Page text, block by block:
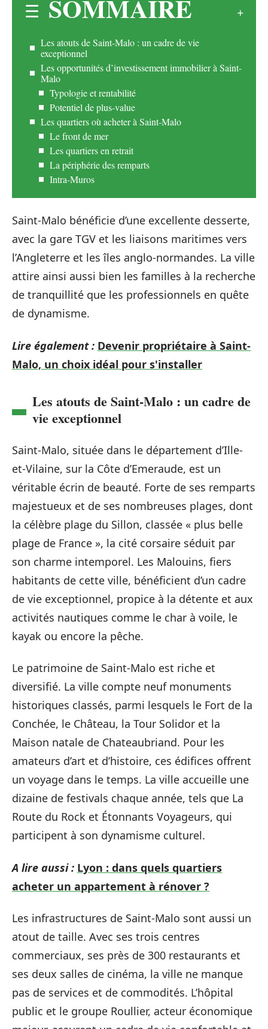
SOMMAIRE
Les atouts de Saint-Malo : un cadre de vie
exceptionnel
Les opportunités d’investissement immobilier à Saint-
Malo
Typologie et rentabilité
Potentiel de plus-value
Les quartiers où acheter à Saint-Malo
Le front de mer
Les quartiers en retrait
La périphérie des remparts
Intra-Muros
Saint-Malo bénéficie d’une excellente desserte,
avec la gare TGV et les liaisons maritimes vers
l’Angleterre et les îles anglo-normandes. La ville
attire ainsi aussi bien les familles à la recherche
de tranquillité que les professionnels en quête
de dynamisme.
Lire également : Devenir propriétaire à Saint-
Malo, un choix idéal pour s'installer
Les atouts de Saint-Malo : un cadre de
vie exceptionnel
Saint-Malo, située dans le département d’Ille-
et-Vilaine, sur la Côte d’Emeraude, est un
véritable écrin de beauté. Forte de ses remparts
majestueux et de ses nombreuses plages, dont
la célèbre plage du Sillon, classée « plus belle
plage de France », la cité corsaire séduit par
son charme intemporel. Les Malouins, fiers
habitants de cette ville, bénéficient d’un cadre
de vie exceptionnel, propice à la détente et aux
activités nautiques comme le char à voile, le
kayak ou encore la pêche.
Le patrimoine de Saint-Malo est riche et
diversifié. La ville compte neuf monuments
historiques classés, parmi lesquels le Fort de la
Conchée, le Château, la Tour Solidor et la
Maison natale de Chateaubriand. Pour les
amateurs d’art et d’histoire, ces édifices offrent
un voyage dans le temps. La ville accueille une
dizaine de festivals chaque année, tels que La
Route du Rock et Étonnants Voyageurs, qui
participent à son dynamisme culturel.
A lire aussi : Lyon : dans quels quartiers
acheter un appartement à rénover ?
Les infrastructures de Saint-Malo sont aussi un
atout de taille. Avec ses trois centres
commerciaux, ses près de 300 restaurants et
ses deux salles de cinéma, la ville ne manque
pas de services et de commodités. L’hôpital
public et le groupe Roullier, acteur économique